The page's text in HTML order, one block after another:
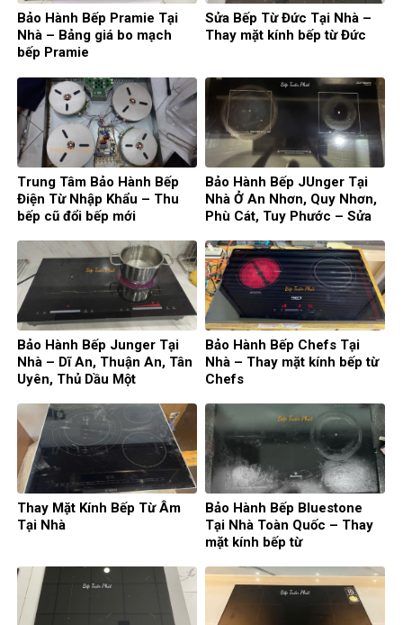
Bảo Hành Bếp Pramie Tại
Nhà – Bảng giá bo mạch
bếp Pramie
Sửa Bếp Từ Đức Tại Nhà –
Thay mặt kính bếp từ Đức
Trung Tâm Bảo Hành Bếp
Điện Từ Nhập Khẩu – Thu
bếp cũ đổi bếp mới
Bảo Hành Bếp JUnger Tại
Nhà Ở An Nhơn, Quy Nhơn,
Phù Cát, Tuy Phước – Sửa
Bảo Hành Bếp Junger Tại
Nhà – Dĩ An, Thuận An, Tân
Uyên, Thủ Dầu Một
Bảo Hành Bếp Chefs Tại
Nhà – Thay mặt kính bếp từ
Chefs
Thay Mặt Kính Bếp Từ Âm
Tại Nhà
Bảo Hành Bếp Bluestone
Tại Nhà Toàn Quốc – Thay
mặt kính bếp từ